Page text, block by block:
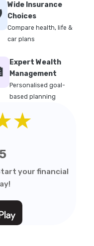
Wide Insurance
Choices
Compare health, life &
car plans
Expert Wealth
Management
Personalised goal-
based planning
your financial